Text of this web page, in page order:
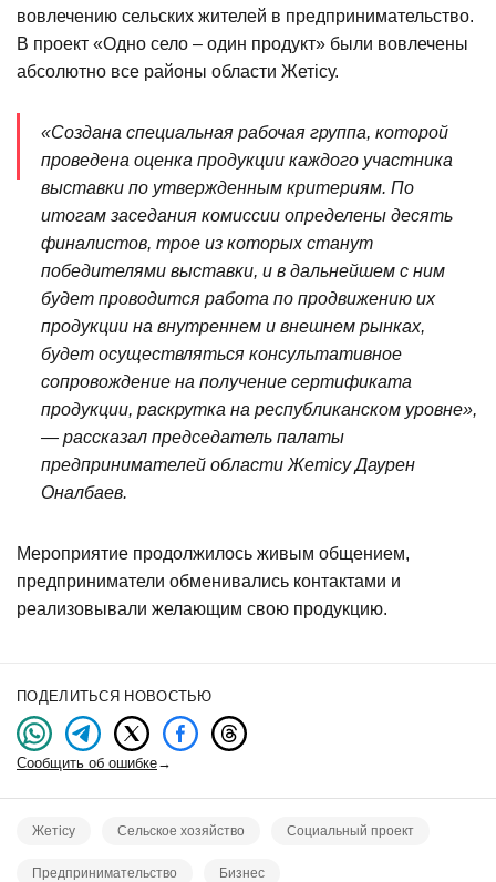
вовлечению сельских жителей в предпринимательство.
В проект «Одно село – один продукт» были вовлечены
абсолютно все районы области Жетісу.
«Создана специальная рабочая группа, которой
проведена оценка продукции каждого участника
выставки по утвержденным критериям. По
итогам заседания комиссии определены десять
финалистов, трое из которых станут
победителями выставки, и в дальнейшем с ним
будет проводится работа по продвижению их
продукции на внутреннем и внешнем рынках,
будет осуществляться консультативное
сопровождение на получение сертификата
продукции, раскрутка на республиканском уровне»,
— рассказал председатель палаты
предпринимателей области Жетісу Даурен
Оналбаев.
Мероприятие продолжилось живым общением,
предприниматели обменивались контактами и
реализовывали желающим свою продукцию.
ПОДЕЛИТЬСЯ НОВОСТЬЮ
Сообщить об ошибке→
Жетісу Сельское хозяйство Социальный проект
Предпринимательство Бизнес